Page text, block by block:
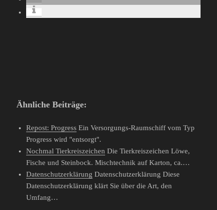
Ähnliche Beiträge:
Repost: Progress Ein Versorgungs-Raumschiff vom Typ
Progress wird "entsorgt".
Nochmal Tierkreiszeichen Die Tierkreiszeichen Löwe,
Fische und Steinbock. Mischtechnik auf Karton, ca.…
Datenschutzerklärung Datenschutzerklärung Diese
Datenschutzerklärung klärt Sie über die Art, den
Umfang…